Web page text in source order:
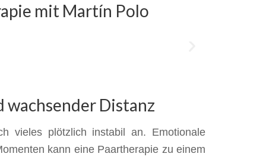
mit Martín Polo
Distanz
vieles plötzlich instabil an. Emotionale
kann eine Paartherapie zu einem